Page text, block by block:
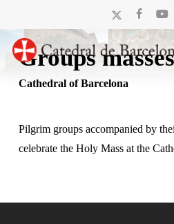
to
main
content
x-
twitter
facebook
Groups masses
Cathedral of Barcelona
Pilgrim groups accompanied by
celebrate the Holy Mass at the